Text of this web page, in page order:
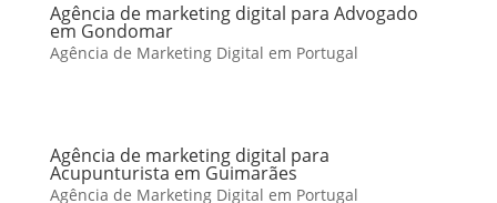
Agência de marketing digital para Advogado
em Gondomar
Agência de Marketing Digital em Portugal
Agência de marketing digital para
Acupunturista em Guimarães
Agência de Marketing Digital em Portugal